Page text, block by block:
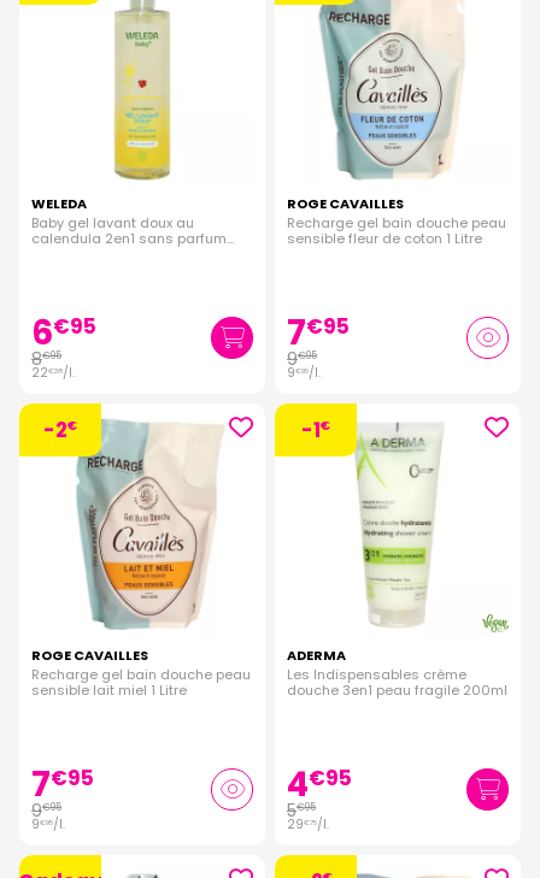
WELEDA
Baby gel lavant doux au
calendula 2en1 sans parfum
6€95
8€95
22€38/l.
ROGE CAVAILLES
Recharge gel bain douche peau
sensible fleur de coton 1 Litre
7€95
9€95
9€95/l.
-2€
ROGE CAVAILLES
Recharge gel bain douche peau
sensible lait miel 1 Litre
7€95
9€95
9€95/l.
-1€
ADERMA
Les Indispensables crème
douche 3en1 peau fragile 200ml
4€95
5€95
29€75/l.